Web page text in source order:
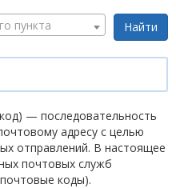
пункта
— последовательность
адресу с целью
отправлений. В настоящее
почтовых служб
коды).